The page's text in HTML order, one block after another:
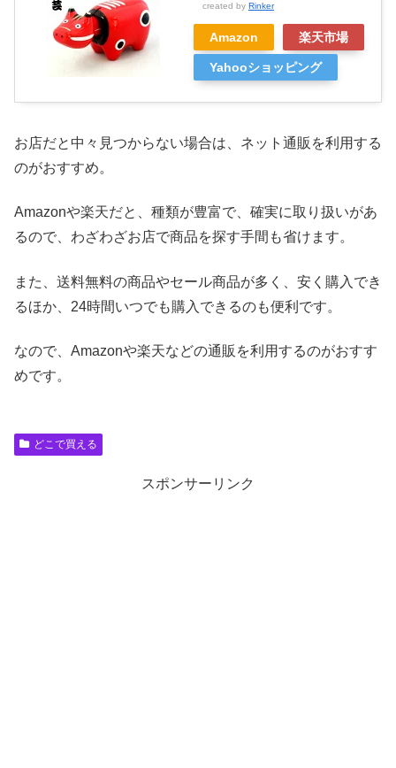
created by Rinker
Amazon 楽天市場
Yahooショッピング
お店だと中々見つからない場合は、ネット通販を利用する
のがおすすめ。
Amazonや楽天だと、種類が豊富で、確実に取り扱いがあ
るので、わざわざお店で商品を探す手間も省けます。
また、送料無料の商品やセール商品が多く、安く購入でき
るほか、24時間いつでも購入できるのも便利です。
なので、Amazonや楽天などの通販を利用するのがおすす
めです。
どこで買える
スポンサーリンク